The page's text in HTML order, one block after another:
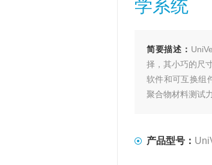
学系统
简要描述：
择，其小巧的尺
软件和可互换组
聚合物材料测试
产品型号：